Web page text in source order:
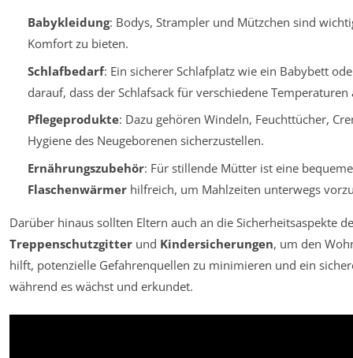
Babykleidung: Bodys, Strampler und Mützchen sind
Komfort zu bieten.
Schlafbedarf: Ein sicherer Schlafplatz wie ein Babybett
darauf, dass der Schlafsack für verschiedene Temperaturen
Pflegeprodukte: Dazu gehören Windeln, Feuchttücher,
Hygiene des Neugeborenen sicherzustellen.
Ernährungszubehör: Für stillende Mütter ist eine
Flaschenwärmerhilfreich, um Mahlzeiten unterwegs
Darüber hinaus sollten Eltern auch an die Sicherheitsaspekte
Treppenschutzgitter und Kindersicherungen, um den
hilft, potenzielle Gefahrenquellen zu minimieren und ein
während es wächst und erkundet.